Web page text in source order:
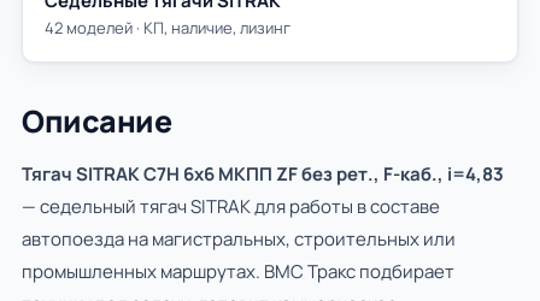
42 моделей · КП, наличие, лизинг
Описание
Тягач SITRAK C7H 6x6 МКПП ZF без рет., F-каб., i=4,83
— седельный тягач SITRAK для работы в составе
автопоезда на магистральных, строительных или
промышленных маршрутах. ВМС Тракс подбирает